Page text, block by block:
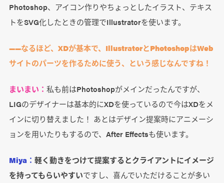
Photoshop、アイコン作りやちょっとしたイラスト、テキス
トをSVG化したときの管理でIllustratorを使います。
――なるほど、XDが基本で、IllustratorとPhotoshopはWeb
サイトのパーツを作るために使う、という感じなんですね！
まいまい： 私も前はPhotoshopがメインだったんですが、
LIGのデザイナーは基本的にXDを使っているので今はXDをメ
インに切り替えました！ あとはデザイン提案時にアニメーシ
ョンを用いたりもするので、After Effectsも使います。
Miya： 軽く動きをつけて提案するとクライアントにイメージ
を持ってもらいやすいですし、喜んでいただけることが多い